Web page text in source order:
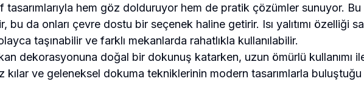
tasarımlarıyla hem göz dolduruyor hem de pratik çözümler sunuyor.
bu da onları çevre dostu bir seçenek haline getirir. Isı yalıtımı özelliği
taşınabilir ve farklı mekanlarda rahatlıkla kullanılabilir.
dekorasyonuna doğal bir dokunuş katarken, uzun ömürlü kullanımı
ve geleneksel dokuma tekniklerinin modern tasarımlarla